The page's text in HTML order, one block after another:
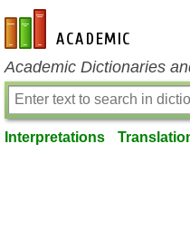
en-academic.com
Academic Dictionaries
Interpretations